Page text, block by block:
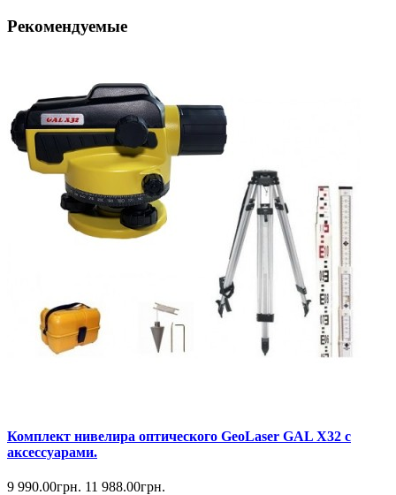
Рекомендуемые
Комплект нивелира оптического GeoLaser GAL Х32 с
аксессуарами.
9 990.00грн. 11 988.00грн.